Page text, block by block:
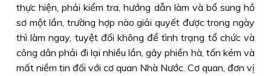
thực hiện, phải kiểm tra, hướng dẫn làm và bổ sung hồ
sơ một lần, trường hợp nào giải quyết được trong ngày
thì làm ngay, tuyệt đối không để tình trạng tổ chức và
công dân phải đi lại nhiều lần, gây phiền hà, tốn kém và
mất niềm tin đối với cơ quan Nhà Nước. Cơ quan, đơn vị